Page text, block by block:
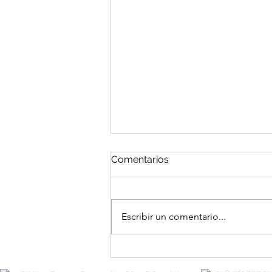
Comentarios
Escribir un comentario...